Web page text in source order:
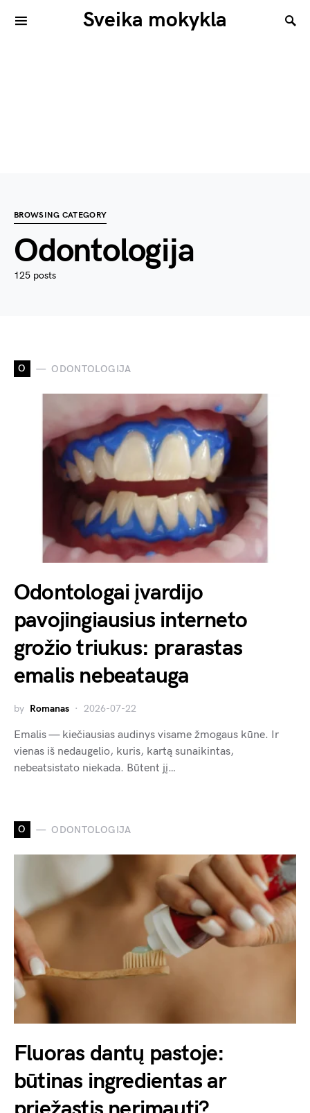
Sveika mokykla
BROWSING CATEGORY
Odontologija
125 posts
O ODONTOLOGIJA
Odontologai įvardijo
pavojingiausius interneto
grožio triukus: prarastas
emalis nebeatauga
by Romanas 2026-07-22
Emalis — kiečiausias audinys visame žmogaus kūne. Ir
vienas iš nedaugelio, kuris, kartą sunaikintas,
nebeatsistato niekada. Būtent jį…
O ODONTOLOGIJA
Fluoras dantų pastoje:
būtinas ingredientas ar